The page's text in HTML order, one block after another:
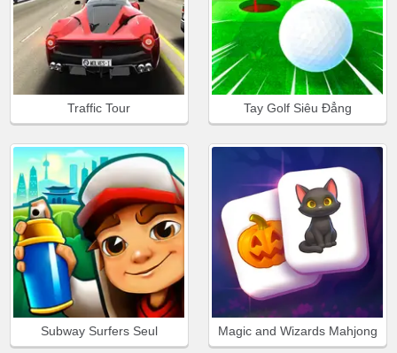
Traffic Tour Tay Golf Siêu Đẳng
Subway Surfers Seul Magic and Wizards Mahjong